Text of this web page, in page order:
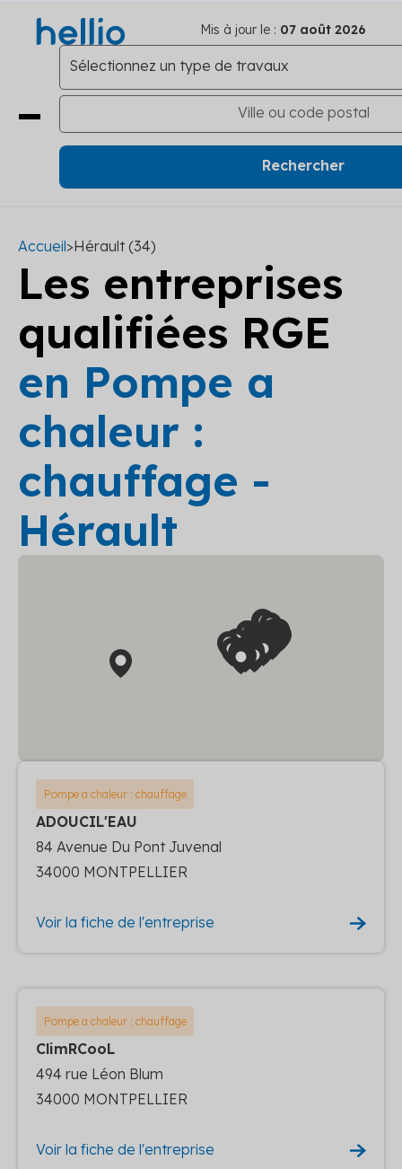
Mis à jour le : 07 août 2026
Accueil>Hérault (34)
Les entreprises
qualifiées RGE
en Pompe a
chaleur :
chauffage -
Hérault
Pompe a chaleur : chauffage
ADOUCIL'EAU
84 Avenue Du Pont Juvenal
34000 MONTPELLIER
Voir la fiche de l'entreprise
Pompe a chaleur : chauffage
ClimRCooL
494 rue Léon Blum
34000 MONTPELLIER
Voir la fiche de l'entreprise